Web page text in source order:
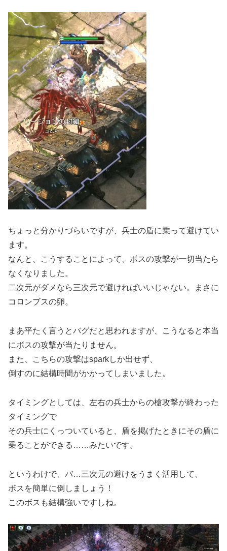
ちょっと分かりづらいですが、兵士の盾に乗って避けてい
ます。
なんと、こうすることによって、ボスの攻撃が一切当たら
なくなりました。
二次元がダメなら三次元で避ければいいじゃない。まさに
コロンブスの卵。
まあ平たく言うとバグだと思われますが、こうなると本当
にボスの攻撃が当たりません。
また、こちらの攻撃はsparkしか出せず、
倒すのに結構時間がかかってしまいました。
タイミングとしては、左右の兵士からの槍攻撃が終わった
タイミングで
その兵士にくっついていると、盾を掲げたときにその盾に
乗ることができる……みたいです。
というわけで、バ…三次元の避けをうまく活用して、
ボスを簡単に倒しましょう！
このボスも結構強いですしね。